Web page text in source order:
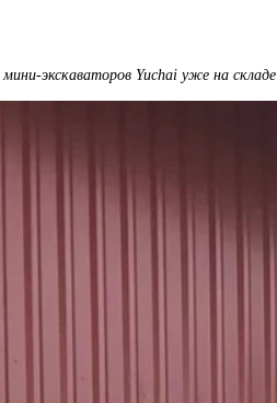
экскаваторов Yuchai уже на складе